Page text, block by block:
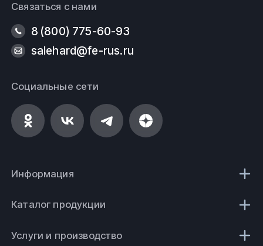
Связаться с нами
8 (800) 775-60-93
salehard@fe-rus.ru
Социальные сети
Информация
Каталог продукции
Услуги и производство